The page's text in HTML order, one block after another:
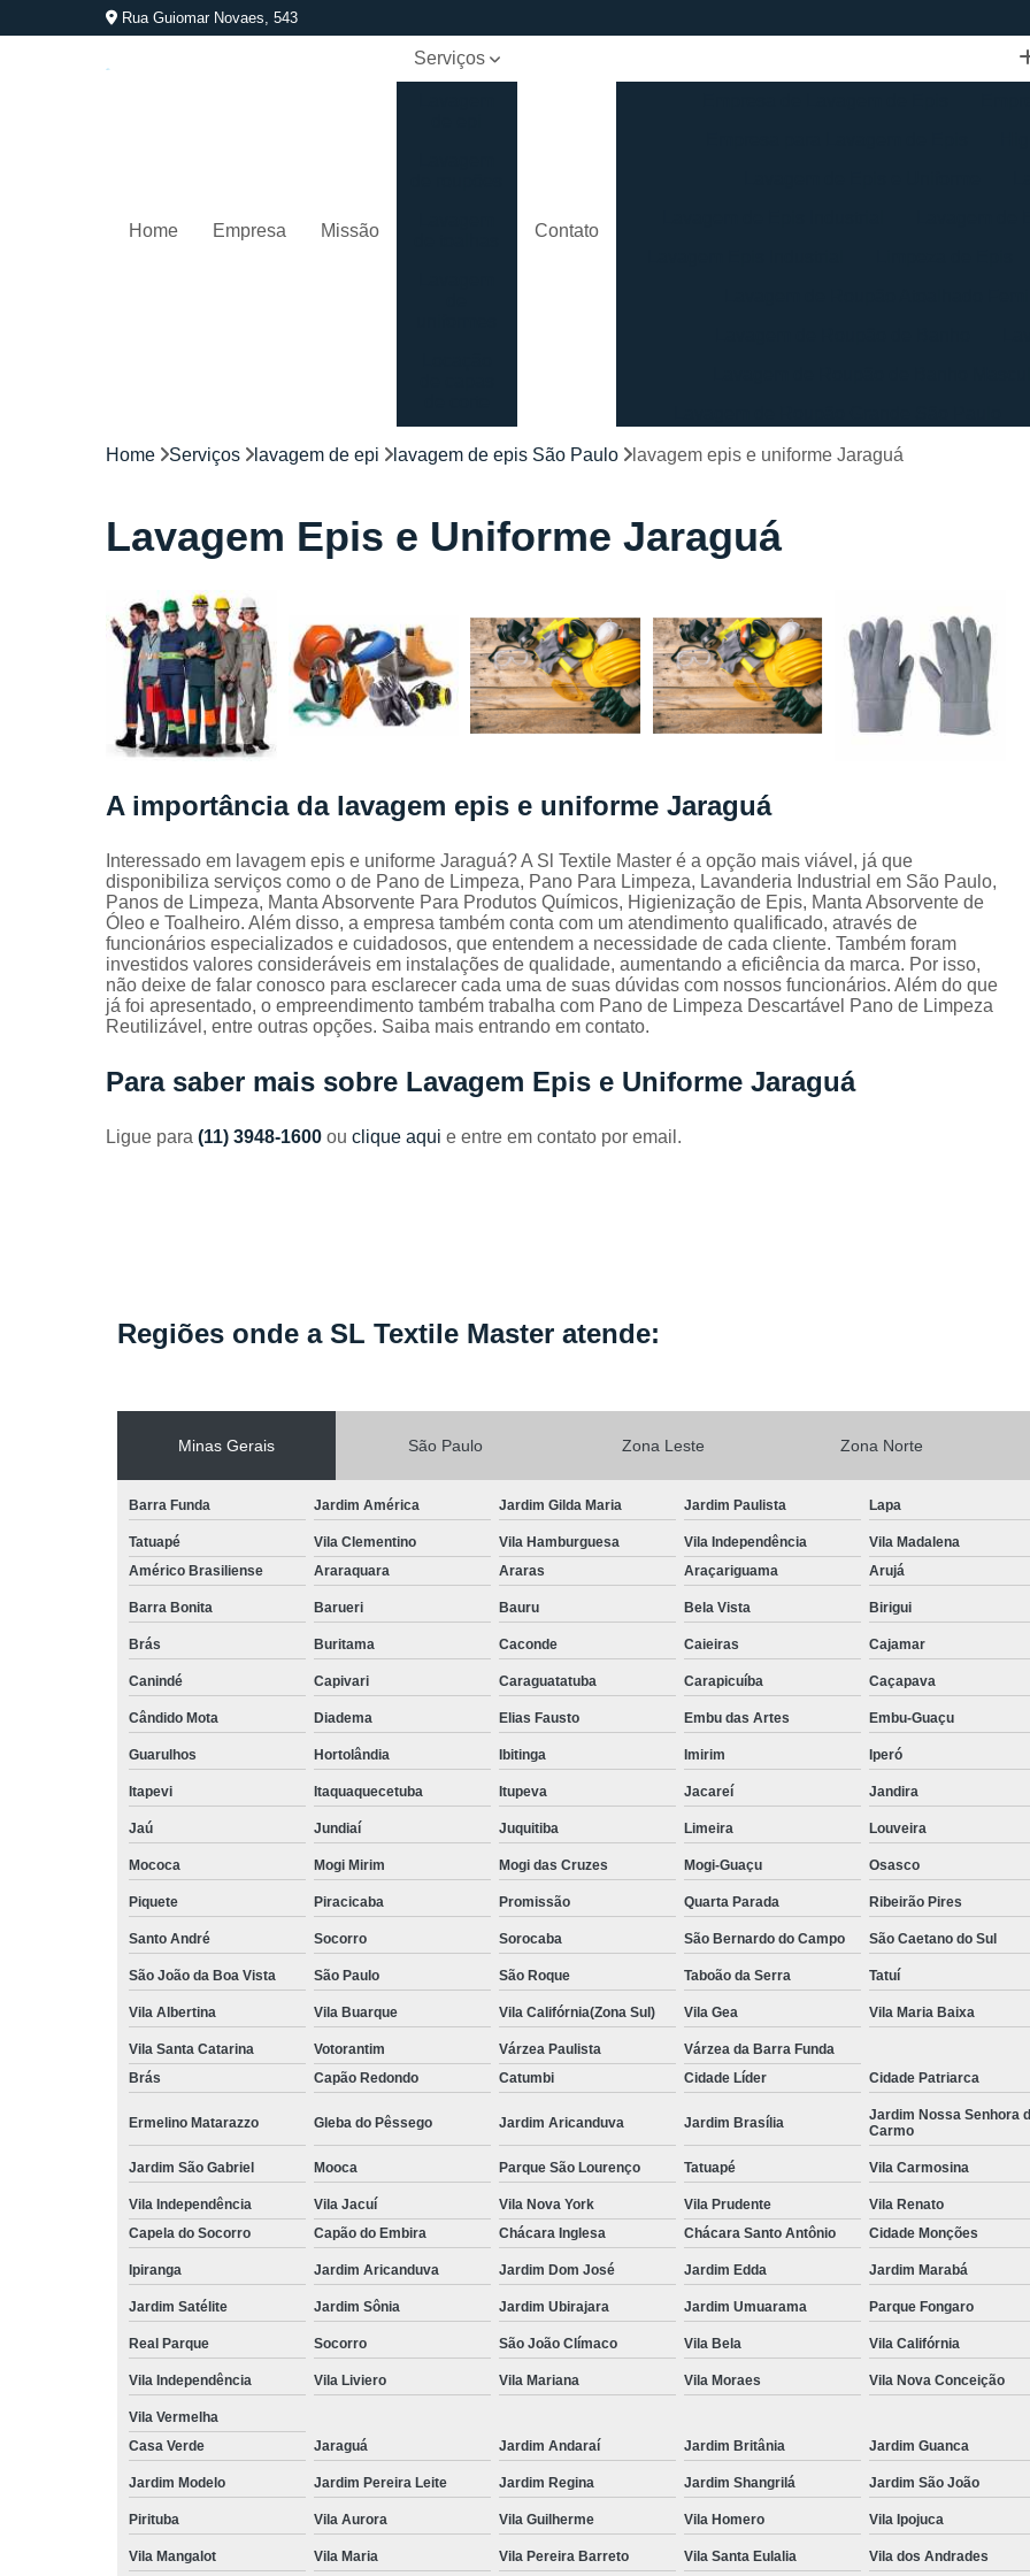
Rua Guiomar Novaes, 543
Home Empresa Missão
Serviços
de
Locação
de lençóis
de banho
Locação
de toalhas
de
manicure
de rosto
de toalhas
industriais
Mantas
absorvente
Panos de
limpeza
Venda de
Contato
Lavagem de Roupão São Paulo
Lavagem de Toalha de Banho
Lavagem de Toalha São Paulo
Lavagem Toalha de Banho
Empresa de
Lavagem de Uniforme da Empresa
Lavagem de Uniforme e Epi
Lavagem Especializada de Uniforme
Aluguel de Capa de Cortar Cabelo
Aluguel de Capa para Cortar Cabelo
Locação de Capa de Barbeiro Grande São
Locação de Capa de Corte Industrial
Locação de
Locação de Lençol Queen
Locação de
Aluguel de Toalha de Banho Adulto
Aluguel de Toalha de Banho Casal
Locação de Toalha de Banho
Locação de Toalha de Banho e Rosto
Locação de Toalha de Banho Industrial
Aluguel de Toalha Branca Manicure
Aluguel de Toalha para Manicure
Locação de Toalha de Manicure Branca
Locação de Toalha para Manicure
Locação de Toalha para Pedicure
Locação de Toalhas de
Locação de Toalhas de Manicure São
Locação de Toalha Branca de Rosto
Locação de Toalha de Rosto
Locação de Toalha de Rosto e Banho
Locação de Toalha de Rosto para Salão
Locação de Toalha de Rosto São
Locação de Toalha Rosto Branca
Aluguel de Toalha Industrial Virgem
Locação de Toalha Industrial Relavada
Locação de Toalha para Salão de Beleza
Manta Absorvente Azul
Manta Absorvente
Manta Absorvente Industrial
Home Serviços lavagem de epi lavagem de epis São Paulo lavagem epis e uniforme Jaraguá
Lavagem Epis e Uniforme Jaraguá
A importância da lavagem epis e uniforme Jaraguá
Interessado em lavagem epis e uniforme Jaraguá? A Sl Textile Master é a opção mais viável, já que
disponibiliza serviços como o de Pano de Limpeza, Pano Para Limpeza, Lavanderia Industrial em São Paulo,
Panos de Limpeza, Manta Absorvente Para Produtos Químicos, Higienização de Epis, Manta Absorvente de
Óleo e Toalheiro. Além disso, a empresa também conta com um atendimento qualificado, através de
funcionários especializados e cuidadosos, que entendem a necessidade de cada cliente. Também foram
investidos valores consideráveis em instalações de qualidade, aumentando a eficiência da marca. Por isso,
não deixe de falar conosco para esclarecer cada uma de suas dúvidas com nossos funcionários. Além do que
já foi apresentado, o empreendimento também trabalha com Pano de Limpeza Descartável Pano de Limpeza
Reutilizável, entre outras opções. Saiba mais entrando em contato.
Para saber mais sobre Lavagem Epis e Uniforme Jaraguá
Ligue para (11) 3948-1600 ou clique aqui e entre em contato por email.
Regiões onde a SL Textile Master atende:
Minas Gerais São Paulo Zona Leste Zona Norte
Barra Funda Jardim América Jardim Gilda Maria Jardim Paulista Lapa
Tatuapé Vila Clementino Vila Hamburguesa Vila Independência Vila Madalena
Américo Brasiliense
Araraquara Araras Araçariguama Arujá
Barra Bonita Barueri Bauru Bela Vista Birigui
Brás Buritama Caconde Caieiras Cajamar
Canindé Capivari Caraguatatuba Carapicuíba Caçapava
Cândido Mota Diadema Elias Fausto Embu das Artes Embu-Guaçu
Guarulhos Hortolândia Ibitinga Imirim Iperó
Itapevi Itaquaquecetuba Itupeva Jacareí Jandira
Jaú Jundiaí Juquitiba Limeira Louveira
Mococa Mogi Mirim Mogi das Cruzes Mogi-Guaçu Osasco
Piquete Piracicaba Promissão Quarta Parada Ribeirão Pires
Santo André Socorro Sorocaba São Bernardo do Campo São Caetano do Sul
São João da Boa Vista São Paulo São Roque Taboão da Serra Tatuí
Vila Albertina Vila Buarque Vila Califórnia(Zona Sul) Vila Gea Vila Maria Baixa
Vila Santa Catarina Votorantim Várzea Paulista
Várzea da Barra Funda
Brás
Capão Redondo Catumbi Cidade Líder Cidade Patriarca
Ermelino Matarazzo Gleba do Pêssego Jardim Aricanduva Jardim Brasília
Jardim Nossa Senhora
Carmo
Jardim São Gabriel Mooca Parque São Lourenço Tatuapé Vila Carmosina
Vila Independência Vila Jacuí Vila Nova York Vila Prudente Vila Renato
Capela do Socorro
Capão do Embira Chácara Inglesa Chácara Santo Antônio Cidade Monções
Ipiranga Jardim Aricanduva Jardim Dom José Jardim Edda Jardim Marabá
Jardim Satélite Jardim Sônia Jardim Ubirajara Jardim Umuarama Parque Fongaro
Real Parque Socorro São João Clímaco Vila Bela Vila Califórnia
Vila Independência Vila Liviero Vila Mariana Vila Moraes Vila Nova Conceição
Vila Vermelha
Casa Verde
Jaraguá Jardim Andaraí Jardim Britânia Jardim Guanca
Jardim Modelo Jardim Pereira Leite Jardim Regina Jardim Shangrilá Jardim São João
Pirituba Vila Aurora Vila Guilherme Vila Homero Vila Ipojuca
Vila Mangalot Vila Maria Vila Pereira Barreto Vila Santa Eulalia Vila dos Andrades